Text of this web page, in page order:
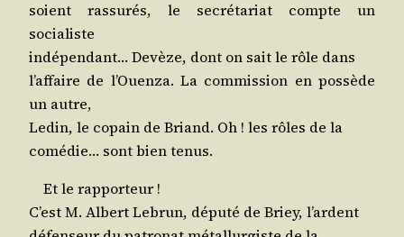
soient ras­su­rés, le secré­ta­riat compte un
socialiste
indé­pen­dant… Devèze, dont on sait le rôle dans
l’af­faire de l’Ouen­za. La com­mis­sion en pos­sède
un autre,
Ledin, le copain de Briand. Oh ! les rôles de la
comé­die… sont bien tenus.
Et le rapporteur !
C’est M. Albert Lebrun, dépu­té de Briey, l’ardent